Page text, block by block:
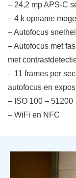
– 24,2 mp APS-C
– 4 k opname
– Autofocus
– Autofocus met
met
– 11 frames per
autofocus en
– ISO 100 – 51200
– WiFi en NFC